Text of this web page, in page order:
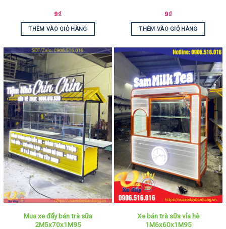
9₫
THÊM VÀO GIỎ HÀNG
9₫
THÊM VÀO GIỎ HÀNG
Mua xe đẩy bán trà sữa
2M5x70x1M95
Xe bán trà sữa vỉa hè
1M6x60x1M95